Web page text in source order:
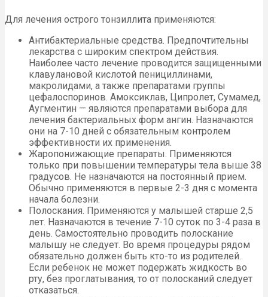
Для лечения острого тонзиллита применяются:
Антибактериальные средства. Предпочтительны
лекарства с широким спектром действия.
Наиболее часто лечение проводится защищенными
клавулановой кислотой пенициллинами,
макролидами, а также препаратами группы
цефалоспоринов. Амоксиклав, Ципролет, Сумамед,
Аугментин — являются препаратами выбора для
лечения бактериальных форм ангин. Назначаются
они на 7-10 дней с обязательным контролем
эффективности их применения.
Жаропонижающие препараты. Применяются
только при повышении температуры тела выше 38
градусов. Не назначаются на постоянный прием.
Обычно применяются в первые 2-3 дня с момента
начала болезни.
Полоскания. Применяются у малышей старше 2,5
лет. Назначаются в течение 7-10 суток по 3-4 раза в
день. Самостоятельно проводить полоскание
малышу не следует. Во время процедуры рядом
обязательно должен быть кто-то из родителей.
Если ребенок не может подержать жидкость во
рту, без проглатывания, то от полосканий следует
отказаться.